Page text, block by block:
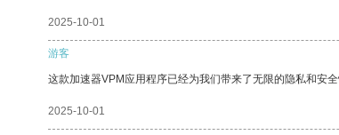
2025-10-01
游客
这款加速器VPM应用程序已经为我们带来了无限的隐私和安全
2025-10-01